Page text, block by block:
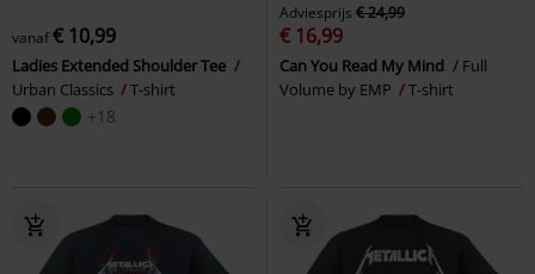
vanaf€ 10,99
Ladies Extended Shoulder Tee
Urban Classics
T-shirt
+18
Adviesprijs € 24,99
€ 16,99
Can You Read My Mind
Full
Volume by EMP
T-shirt